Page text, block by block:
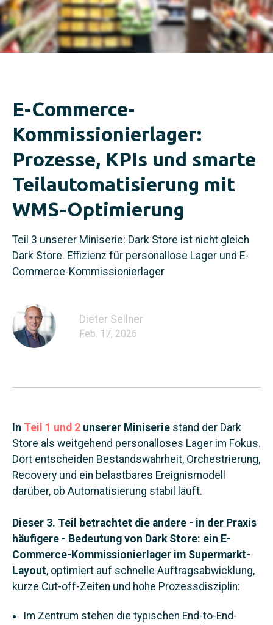
E-Commerce-
Kommissionierlager:
Prozesse, KPIs und smarte
Teilautomatisierung mit
WMS-Optimierung
Teil 3 unserer Miniserie: Dark Store ist nicht gleich
Dark Store. Effizienz für personallose Lager und E-
Commerce-Kommissionierlager
Dieter Sellner
Feb. 17, 2026
In Teil 1 und 2 unserer Miniserie stand der Dark
Store als weitgehend personalloses Lager im Fokus.
Dort entscheiden Bestandswahrheit, Orchestrierung,
Recovery und ein belastbares Ereignismodell
darüber, ob Automatisierung stabil läuft.
Dieser 3. Teil betrachtet die andere - in der Praxis
häufigere - Bedeutung von Dark Store: ein E-
Commerce-Kommissionierlager im Supermarkt-
Layout, optimiert auf schnelle Auftragsabwicklung,
kurze Cut-off-Zeiten und hohe Prozessdisziplin:
Im Zentrum stehen die typischen End-to-End-